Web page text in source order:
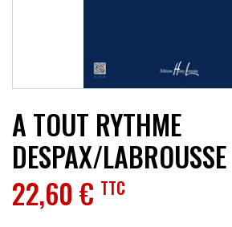
A TOUT RYTHME
DESPAX/LABROUSSE
22,60 € TTC
PROMOTIONS